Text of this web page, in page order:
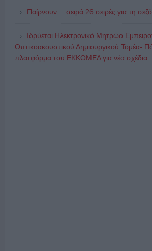
Παίρνουν… σειρά 26 σειρές για τη
Ιδρύεται Ηλεκτρονικό Μητρώο
Οπτικοακουστικού Δημιουργικού Τομέα-
πλατφόρμα του ΕΚΚΟΜΕΔ για νέα σχέδια